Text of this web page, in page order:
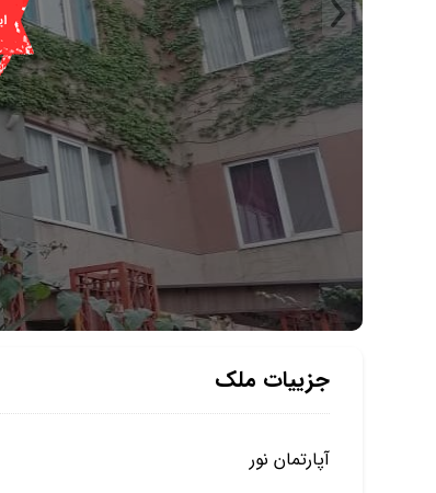
جزییات ملک
آپارتمان نور